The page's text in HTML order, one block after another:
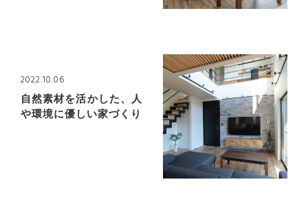
2022.10.06
自然素材を活かした、人
や環境に優しい家づくり